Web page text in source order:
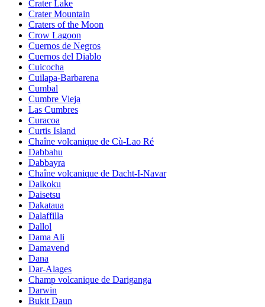
Crater Lake
Crater Mountain
Craters of the Moon
Crow Lagoon
Cuernos de Negros
Cuernos del Diablo
Cuicocha
Cuilapa-Barbarena
Cumbal
Cumbre Vieja
Las Cumbres
Curacoa
Curtis Island
Chaîne volcanique de Cù-Lao Ré
Dabbahu
Dabbayra
Chaîne volcanique de Dacht-I-Navar
Daikoku
Daisetsu
Dakataua
Dalaffilla
Dallol
Dama Ali
Damavend
Dana
Dar-Alages
Champ volcanique de Dariganga
Darwin
Bukit Daun